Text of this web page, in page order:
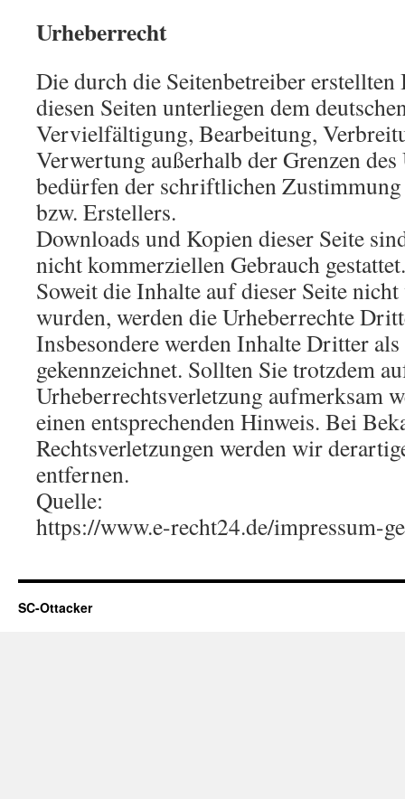
Urheberrecht
Die durch die Seitenbetreiber
diesen Seiten unterliegen dem
Vervielfältigung, Bearbeitung,
Verwertung außerhalb der Grenzen
bedürfen der schriftlichen
bzw. Erstellers.
Downloads und Kopien dieser Seite
nicht kommerziellen Gebrauch gestattet.
Soweit die Inhalte auf dieser Seite
wurden, werden die Urheberrechte
Insbesondere werden Inhalte Dritter als
gekennzeichnet. Sollten Sie trotzdem
Urheberrechtsverletzung aufmerksam
einen entsprechenden Hinweis. Bei
Rechtsverletzungen werden wir
entfernen.
Quelle:
https://www.e-recht24.de/impressum-
SC-Ottacker